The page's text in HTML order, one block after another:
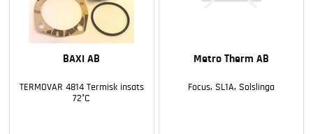
BAXI AB
TERMOVAR 4814 Termisk insats
72°C
Metro Therm AB
Focus, SL1A, Solslinga